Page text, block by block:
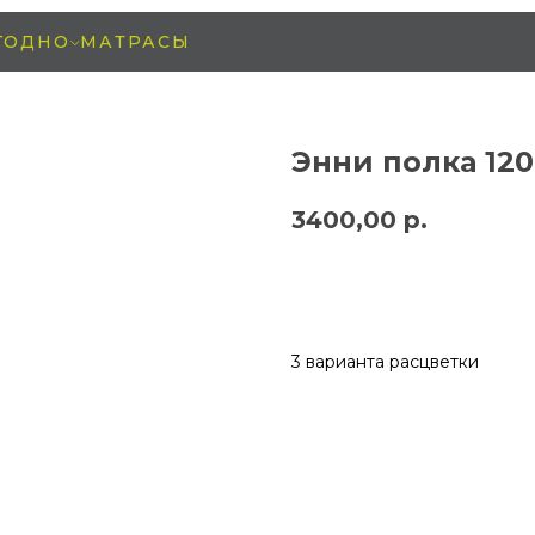
МАТРАСЫ
Энни полка
3400,00 р.
3 варианта расцветки